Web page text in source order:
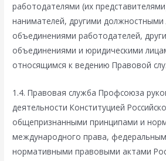
работодателями (их
нанимателей, другими должностными
объединениями работодателей,
объединениями и юридическими
относящимся к ведению Правовой
1.4. Правовая служба Профсоюза
деятельности Конституцией
общепризнанными принципами и
международного права,
нормативными правовыми актами